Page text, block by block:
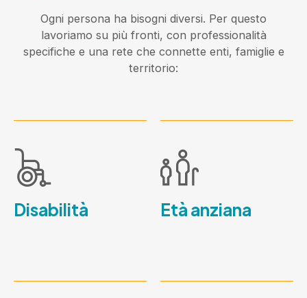
Ogni persona ha bisogni diversi. Per questo
lavoriamo su più fronti, con professionalità
specifiche e una rete che connette enti, famiglie e
territorio:
Disabilità Età anziana